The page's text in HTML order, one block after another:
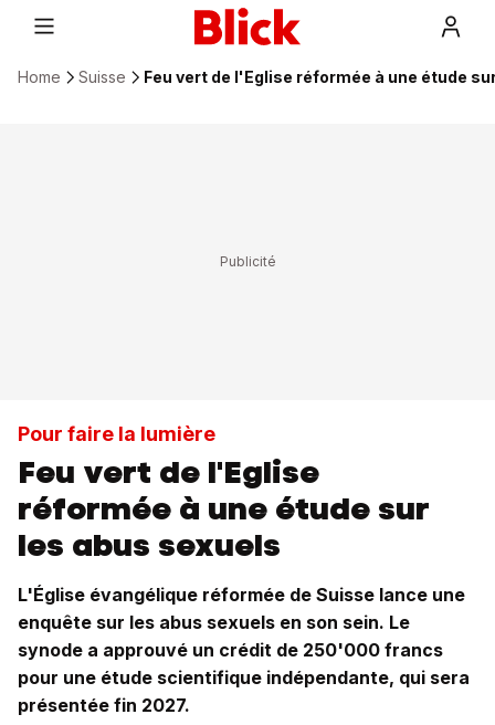
Home Suisse Feu vert de l'Eglise réformée à une étude
Pour faire la lumière
Feu vert de l'Eglise
réformée à une étude sur
les abus sexuels
L'Église évangélique réformée de Suisse lance une
enquête sur les abus sexuels en son sein. Le
synode a approuvé un crédit de 250'000 francs
pour une étude scientifique indépendante, qui sera
présentée fin 2027.